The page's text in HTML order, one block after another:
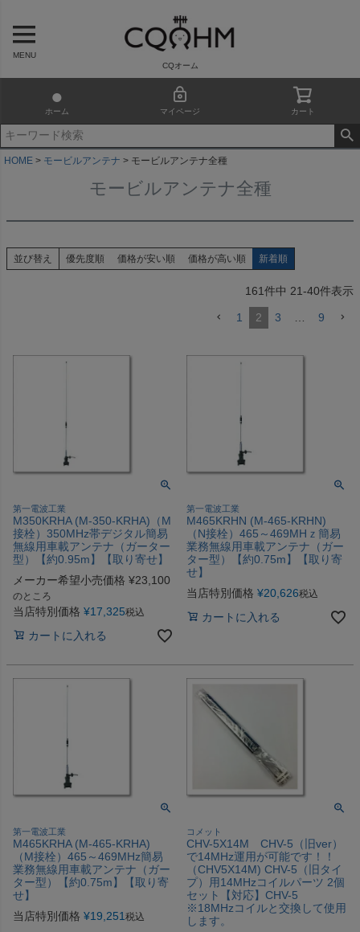
MENU
CQオーム
ホーム マイページ カート
HOME モービルアンテナ モービルアンテナ全種
モービルアンテナ全種
並び替え 優先度順 価格が安い順 価格が高い順 新着順
161件中 21-40件表示
1 2 3 … 9
第一電波工業
M350KRHA (M-350-KRHA)（M
接栓）350MHz帯デジタル簡易
無線用車載アンテナ（ガーター
型）【約0.95m】【取り寄せ】
メーカー希望小売価格 ¥23,100
のところ
当店特別価格 ¥17,325税込
カートに入れる
第一電波工業
M465KRHN (M-465-KRHN)
（N接栓）465～469MHｚ簡易
業務無線用車載アンテナ（ガー
ター型）【約0.75m】【取り寄
せ】
当店特別価格 ¥20,626税込
カートに入れる
第一電波工業
M465KRHA (M-465-KRHA)
（M接栓）465～469MHz簡易
業務無線用車載アンテナ（ガー
ター型）【約0.75m】【取り寄
せ】
当店特別価格 ¥19,251 税込
コメット
CHV-5X14M CHV-5（旧ver）
で14MHz運用が可能です！！
（CHV5X14M) CHV-5（旧タイ
プ）用14MHzコイルパーツ 2個
セット【対応】CHV-5
※18MHzコイルと交換して使用
します。